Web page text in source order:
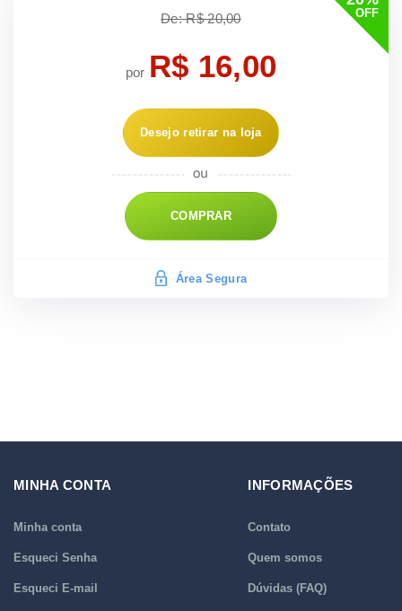
OFF
De: R$ 20,00
por R$ 16,00
Desejo retirar na loja
COMPRAR
Área Segura
MINHA CONTA
Minha conta
Esqueci Senha
Esqueci E-mail
INFORMAÇÕES
Contato
Quem somos
Dúvidas (FAQ)